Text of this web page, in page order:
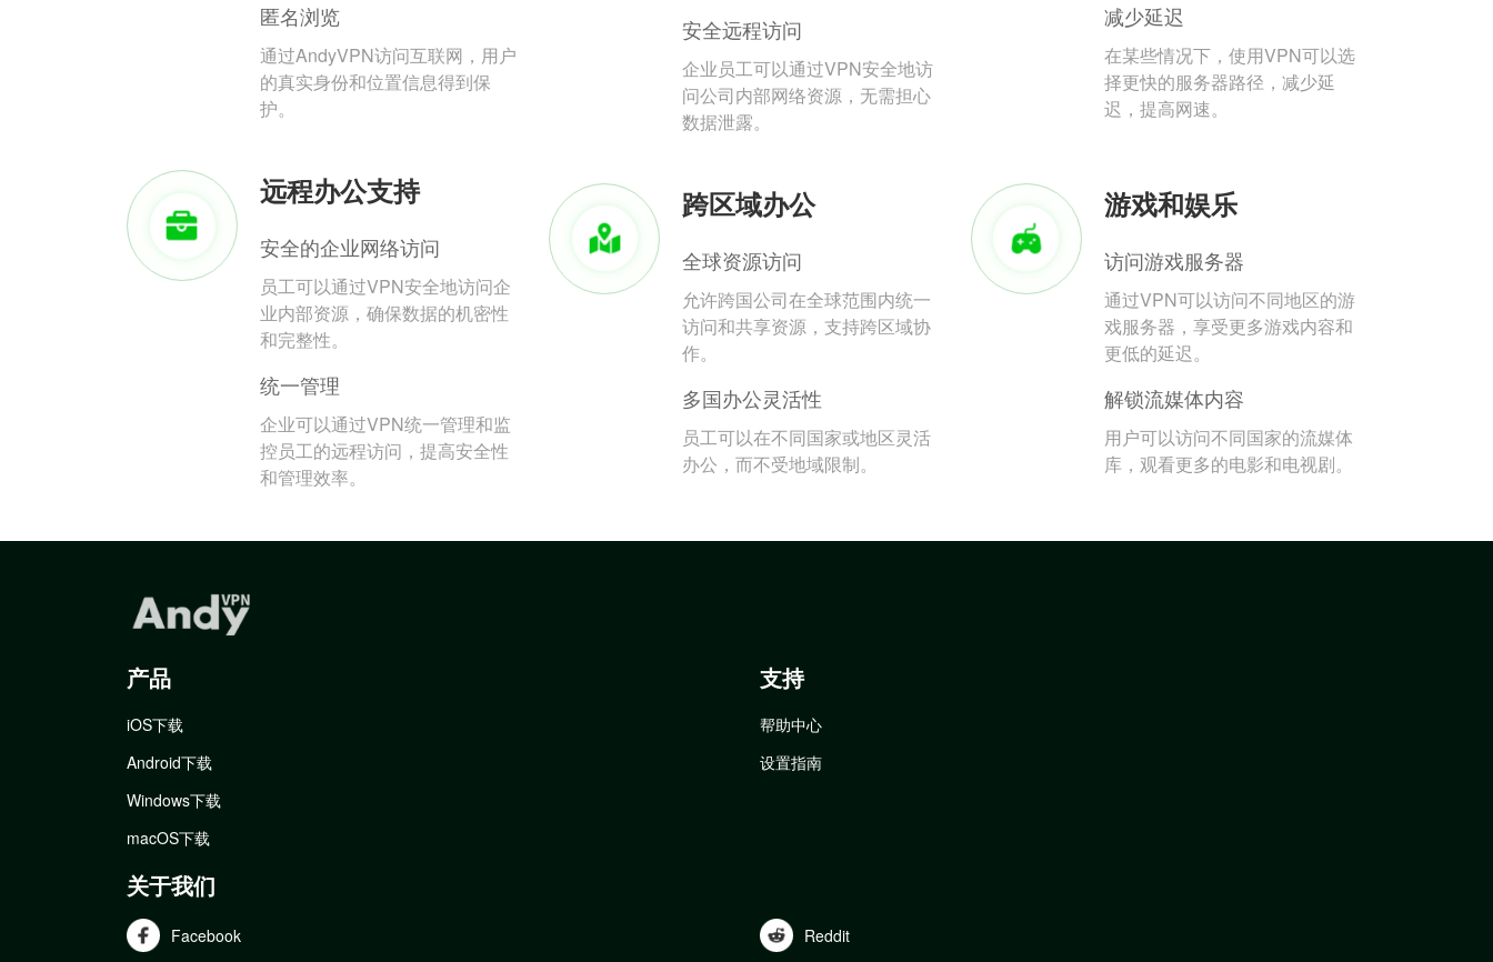
匿名浏览
通过AndyVPN访问互联网，用户
的真实身份和位置信息得到保
护。
安全远程访问
企业员工可以通过VPN安全地访
问公司内部网络资源，无需担心
数据泄露。
减少延迟
在某些情况下，使用VPN可以选
择更快的服务器路径，减少延
迟，提高网速。
远程办公支持
安全的企业网络访问
员工可以通过VPN安全地访问企
业内部资源，确保数据的机密性
和完整性。
统一管理
企业可以通过VPN统一管理和监
控员工的远程访问，提高安全性
和管理效率。
跨区域办公
全球资源访问
允许跨国公司在全球范围内统一
访问和共享资源，支持跨区域协
作。
多国办公灵活性
员工可以在不同国家或地区灵活
办公，而不受地域限制。
游戏和娱乐
访问游戏服务器
通过VPN可以访问不同地区的游
戏服务器，享受更多游戏内容和
更低的延迟。
解锁流媒体内容
用户可以访问不同国家的流媒体
库，观看更多的电影和电视剧。
产品
iOS下载
Android下载
Windows下载
macOS下载
支持
帮助中心
设置指南
关于我们
Facebook Reddit